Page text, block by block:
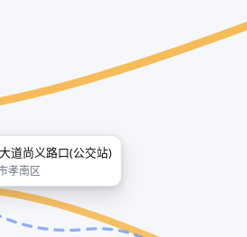
道尚义路口(公交站)
孝南区